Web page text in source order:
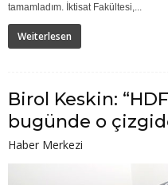
tamamladım. İktisat Fakültesi,...
Weiterlesen
Birol Keskin:
bugünde o
Haber Merkezi